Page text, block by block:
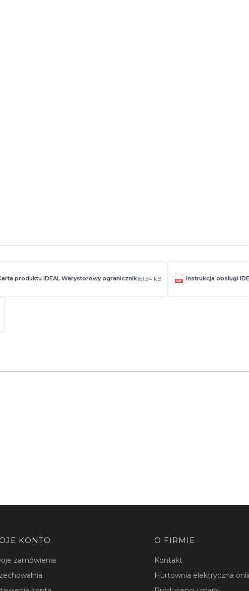
produktu IDEAL Warystorowy ogranicznik161.54 kB Instrukcja obsługi
KONTO
zamówienia
O FIRMIE
Kontakt
Hurtownia elektryczna